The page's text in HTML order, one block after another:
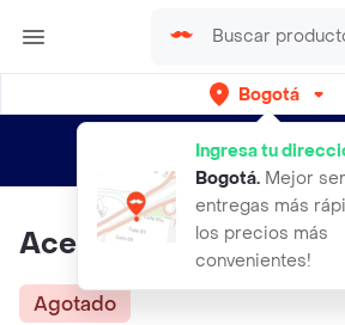
Bogotá
Ingresa tu
Bogotá. Mejor
entregas más
los precios más
convenientes!
envíos gratis por semanas
Aceite De Neem 250 Ml
Agotado